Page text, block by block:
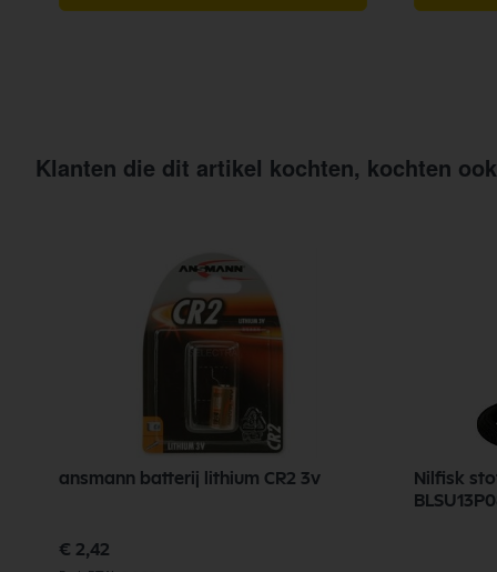
Klanten die dit artikel kochten, kochten ook
ansmann batterij lithium CR2 3v
Speciale
prijs
€ 2,42
Nilfisk